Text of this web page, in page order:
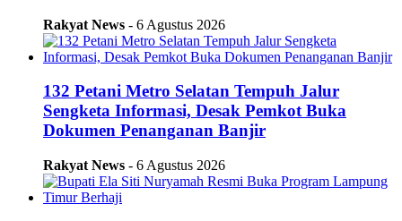
Rakyat News - 6 Agustus 2026
132 Petani Metro Selatan Tempuh Jalur
Sengketa Informasi, Desak Pemkot Buka
Dokumen Penanganan Banjir
Rakyat News - 6 Agustus 2026